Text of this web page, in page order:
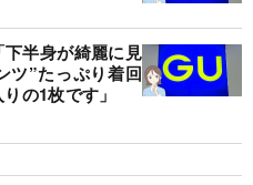
下半身が綺麗に見
ツ”たっぷり着回
の1枚です」